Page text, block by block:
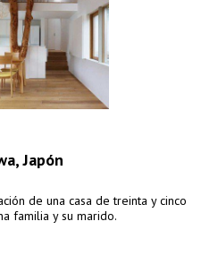
Japón
de una casa de treinta y cinco
familia y su marido.